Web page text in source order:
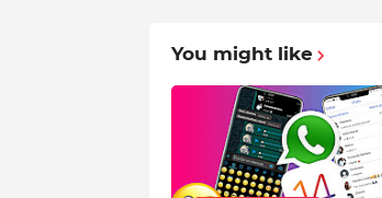
You might like